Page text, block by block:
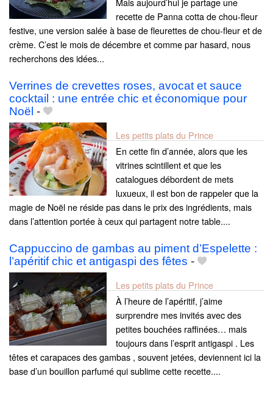
recette de Panna cotta de chou-fleur
festive, une version salée à base de fleurettes de chou-fleur et de
crème. C’est le mois de décembre et comme par hasard, nous
recherchons des idées...
Verrines de crevettes roses, avocat et sauce
cocktail : une entrée chic et économique pour
Noël -
Les petits plats du Prince
En cette fin d’année, alors que les
vitrines scintillent et que les
catalogues débordent de mets
luxueux, il est bon de rappeler que la
magie de Noël ne réside pas dans le prix des ingrédients, mais
dans l’attention portée à ceux qui partagent notre table....
Cappuccino de gambas au piment d’Espelette :
l’apéritif chic et antigaspi des fêtes -
Les petits plats du Prince
À l’heure de l’apéritif, j’aime
surprendre mes invités avec des
petites bouchées raffinées… mais
toujours dans l’esprit antigaspi . Les
têtes et carapaces des gambas , souvent jetées, deviennent ici la
base d’un bouillon parfumé qui sublime cette recette....